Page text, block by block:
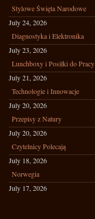
Stylowe Święta Narodowe
July 24, 2026
Diagnostyka i Elektronika
July 23, 2026
Lunchboxy i Posiłki do Pracy
July 21, 2026
Technologie i Innowacje
July 20, 2026
Przepisy z Natury
July 20, 2026
Czytelnicy Polecają
July 18, 2026
Norwegia
July 17, 2026